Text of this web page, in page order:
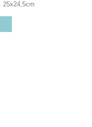
25x24,5cm